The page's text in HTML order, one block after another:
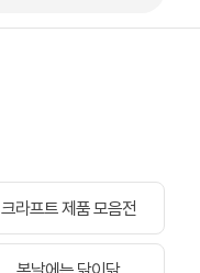
크라프트 제품 모음전